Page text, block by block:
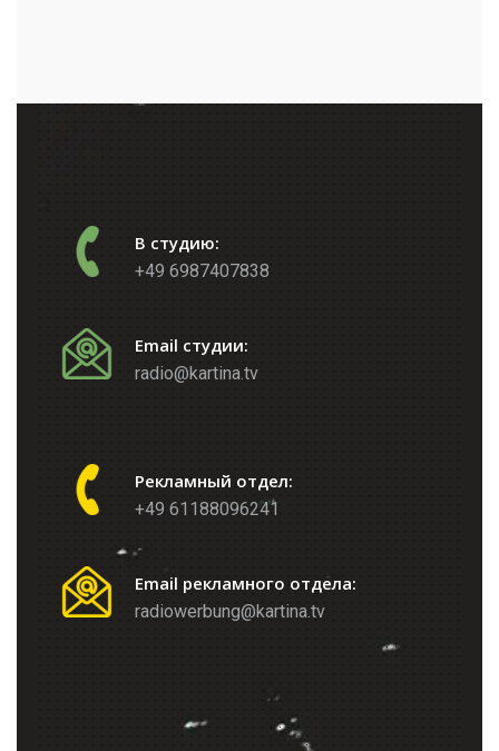
В студию:
+49 6987407838
Email студии:
radio@kartina.tv
Рекламный отдел:
+49 61188096241
Email рекламного отдела:
radiowerbung@kartina.tv